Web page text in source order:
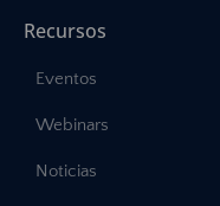
Recursos
Eventos
Webinars
Noticias